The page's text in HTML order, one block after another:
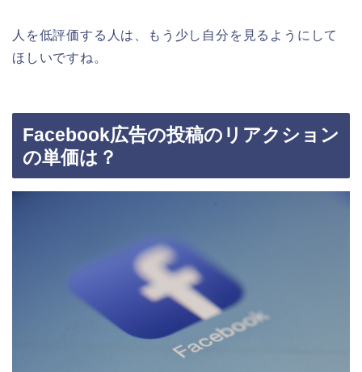
人を低評価する人は、もう少し自分を見るようにして
ほしいですね。
Facebook広告の投稿のリアクション
の単価は？